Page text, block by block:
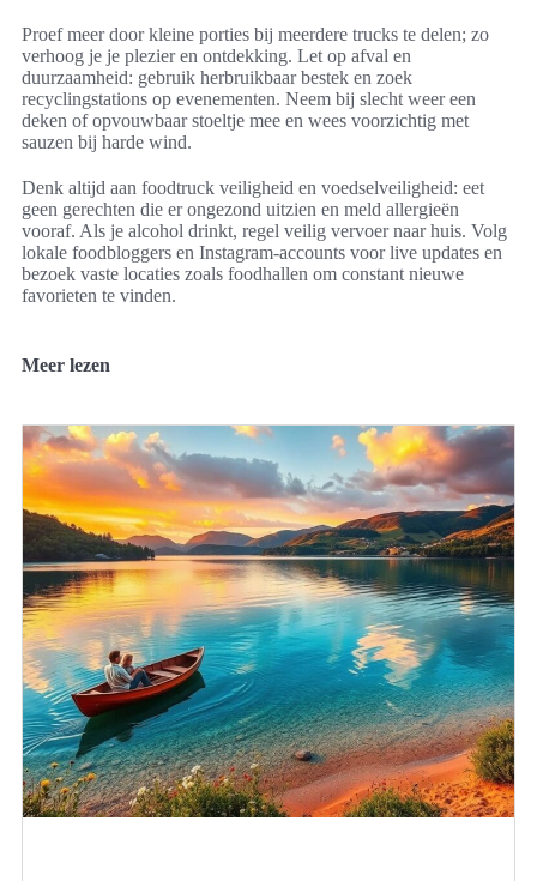
Proef meer door kleine porties bij meerdere trucks te delen; zo
verhoog je je plezier en ontdekking. Let op afval en
duurzaamheid: gebruik herbruikbaar bestek en zoek
recyclingstations op evenementen. Neem bij slecht weer een
deken of opvouwbaar stoeltje mee en wees voorzichtig met
sauzen bij harde wind.
Denk altijd aan foodtruck veiligheid en voedselveiligheid: eet
geen gerechten die er ongezond uitzien en meld allergieën
vooraf. Als je alcohol drinkt, regel veilig vervoer naar huis. Volg
lokale foodbloggers en Instagram-accounts voor live updates en
bezoek vaste locaties zoals foodhallen om constant nieuwe
favorieten te vinden.
Meer lezen